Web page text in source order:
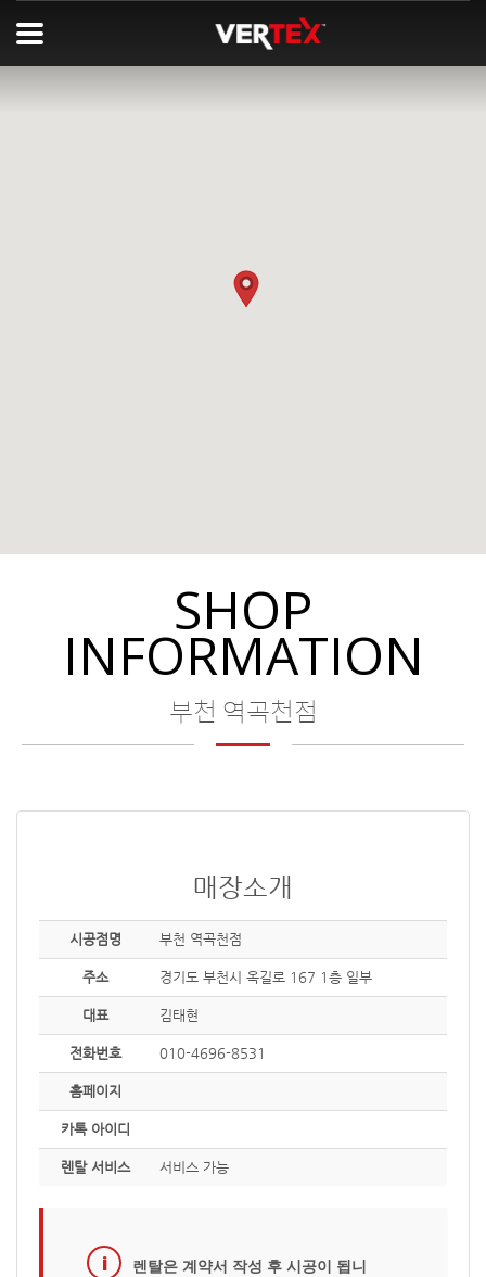
SHOP
INFORMATION
부천 역곡천점
매장소개
시공점명 부천 역곡천점
주소 경기도 부천시 옥길로 167 1층 일부
대표 김태현
전화번호 010-4696-8531
홈페이지
카톡 아이디
렌탈 서비스 서비스 가능
렌탈은 계약서 작성 후 시공이 됩니